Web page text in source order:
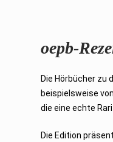
oepb-
Die Hörbücher zu
beispielsweise von
die eine echte
Die Edition